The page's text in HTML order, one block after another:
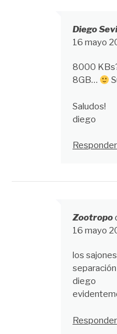
Diego
16 mayo
8000
8GB…
Saludos!
diego
Responder
Zootropo
16 mayo
los
diego
Responder